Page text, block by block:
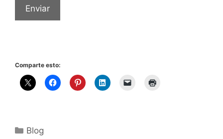
Enviar
Comparte esto:
Blog